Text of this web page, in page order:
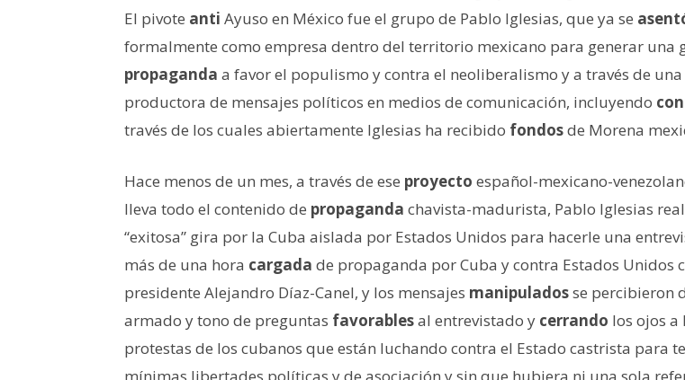
El pivote anti Ayuso en México fue el grupo de Pablo Iglesias, que ya se
formalmente como empresa dentro del territorio mexicano para generar una
propaganda a favor el populismo y contra el neoliberalismo y a través de una
productora de mensajes políticos en medios de comunicación, incluyendo
través de los cuales abiertamente Iglesias ha recibido fondosde Morena
Hace menos de un mes, a través de ese proyecto español-mexicano-
lleva todo el contenido de propaganda chavista-madurista, Pablo Iglesias
“exitosa” gira por la Cuba aislada por Estados Unidos para hacerle una
más de una hora cargada de propaganda por Cuba y contra Estados Unidos
presidente Alejandro Díaz-Canel, y los mensajes manipuladosse percibieron
armado y tono de preguntas favorablesal entrevistado y cerrando los ojos a
protestas de los cubanos que están luchando contra el Estado castrista para
mínimas libertades políticas y de asociación y sin que hubiera ni una sola